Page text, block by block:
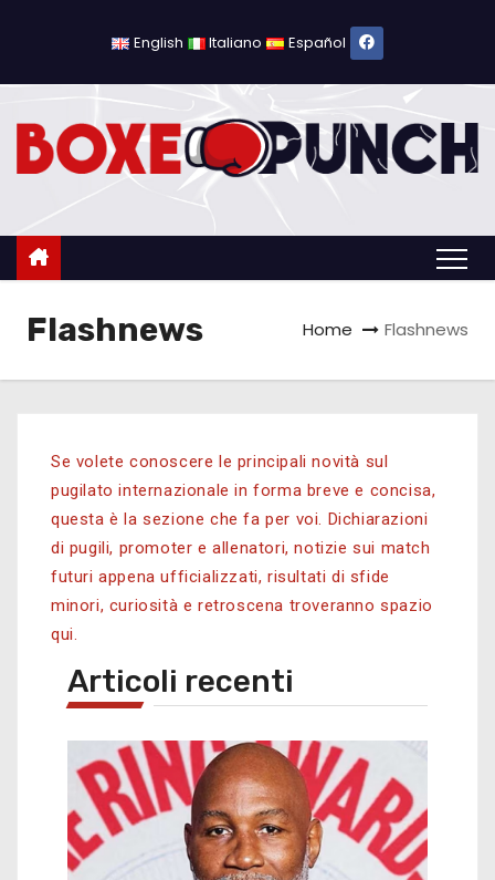
English Italiano Español
Flashnews Home Flashnews
Se volete conoscere le principali novità sul
pugilato internazionale in forma breve e concisa,
questa è la sezione che fa per voi. Dichiarazioni
di pugili, promoter e allenatori, notizie sui match
futuri appena ufficializzati, risultati di sfide
minori, curiosità e retroscena troveranno spazio
qui.
Articoli recenti